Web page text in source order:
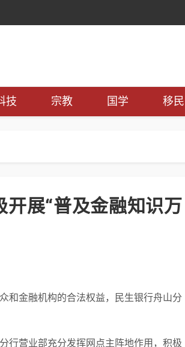
技 宗教 国学 移民
开展“普及金融知识万
和金融机构的合法权益，民生银行舟山分
行营业部充分发挥网点主阵地作用，积极